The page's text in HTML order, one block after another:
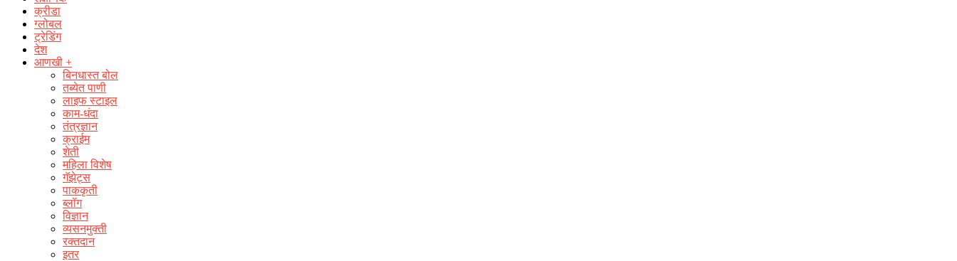
क्रीडा
ग्लोबल
ट्रेडिंग
देश
आणखी +
बिनधास्त बोल
तब्येत पाणी
लाइफ स्टाइल
काम-धंदा
तंत्रज्ञान
क्राईम
शेती
महिला विशेष
गॅझेट्स
पाककृती
ब्लॉग
विज्ञान
व्यसनमुक्ती
रक्‍तदान
इतर